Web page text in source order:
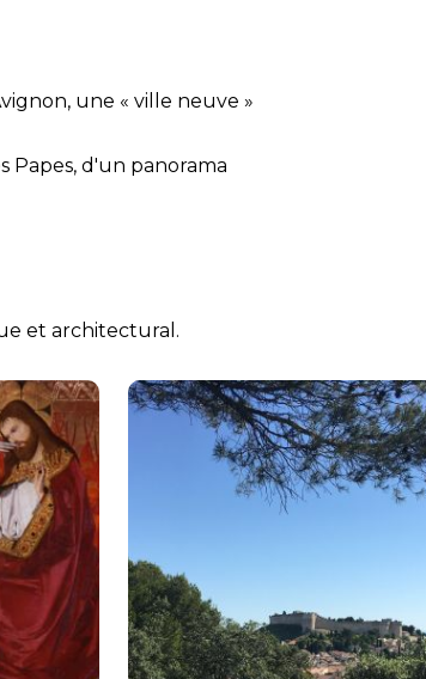
une « ville neuve »
Papes, d'un panorama
et architectural.